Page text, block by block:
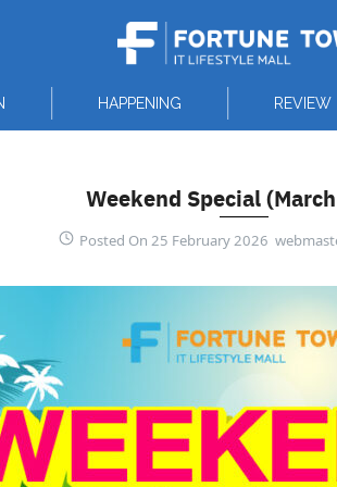
HAPPENING REVIEW
Weekend Special
Posted On 25 February 2026